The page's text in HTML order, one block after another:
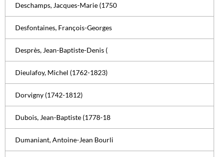
Deschamps, Jacques-Marie (1750
Desfontaines, François-Georges
Desprès, Jean-Baptiste-Denis (
Dieulafoy, Michel (1762-1823)
Dorvigny (1742-1812)
Dubois, Jean-Baptiste (1778-18
Dumaniant, Antoine-Jean Bourli